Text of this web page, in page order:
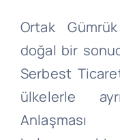
Ortak
doğal bir
Serbest
ülkelerle
Anlaşması